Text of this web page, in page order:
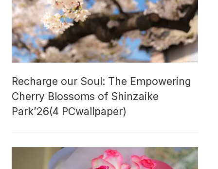
Recharge our Soul: The Empowering
Cherry Blossoms of Shinzaike
Park’26(4 PCwallpaper)